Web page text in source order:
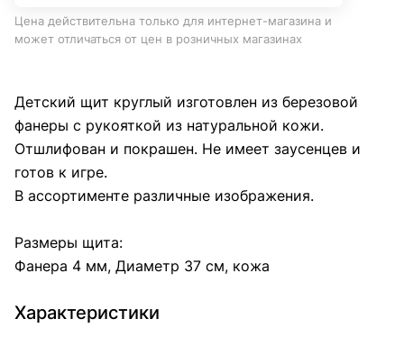
Цена действительна только для интернет-магазина и
может отличаться от цен в розничных магазинах
Детский щит круглый изготовлен из березовой
фанеры с рукояткой из натуральной кожи.
Отшлифован и покрашен. Не имеет заусенцев и
готов к игре.
В ассортименте различные изображения.
Размеры щита:
Фанера 4 мм, Диаметр 37 см, кожа
Характеристики